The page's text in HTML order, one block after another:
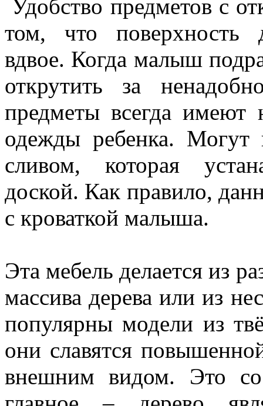
Удобство предметов с
том, что поверхность
вдвое. Когда малыш
открутить за
предметы всегда имеют
одежды ребенка. Могут
сливом, которая
доской. Как правило,
с кроваткой малыша.
Эта мебель делается из
массива дерева или из
популярны модели из
они славятся
внешним видом. Это